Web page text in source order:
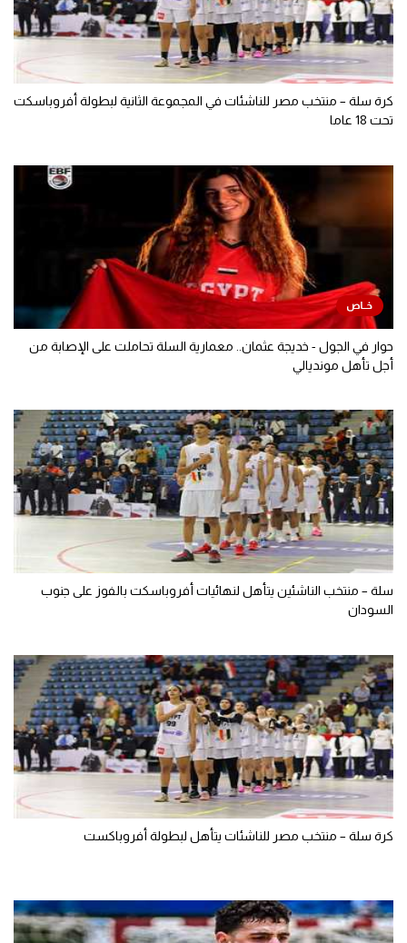
كرة سلة – منتخب مصر للناشئات في المجموعة الثانية لبطولة أفروباسكت
تحت 18 عاما
حوار في الجول - خديجة عثمان.. معمارية السلة تحاملت على الإصابة من
أجل تأهل مونديالي
سلة – منتخب الناشئين يتأهل لنهائيات أفروباسكت بالفوز على جنوب
السودان
كرة سلة – منتخب مصر للناشئات يتأهل لبطولة أفروباكست